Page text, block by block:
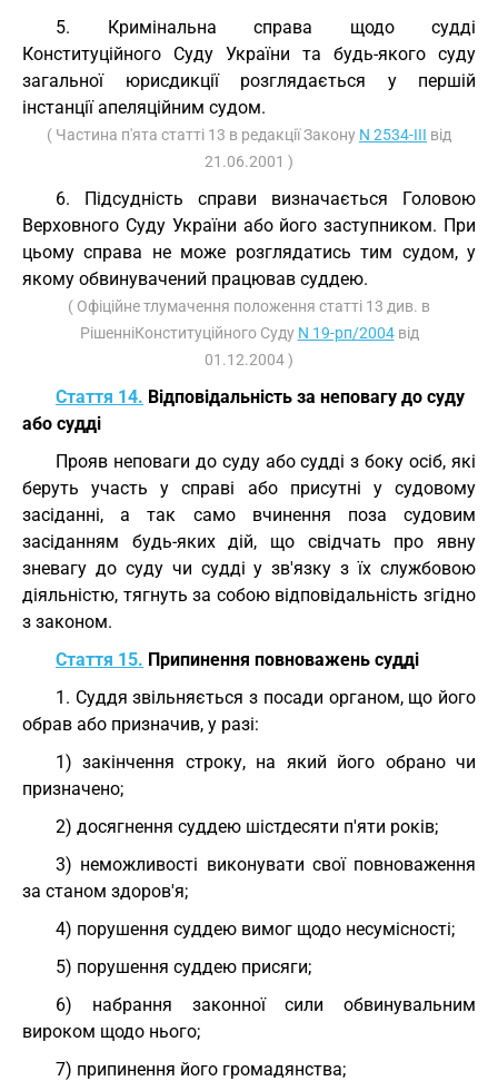
5. Кримінальна справа щодо судді
Конституційного Суду України та будь-якого суду
загальної юрисдикції розглядається у першій
інстанції апеляційним судом.
( Частина п'ята статті 13 в редакції Закону N 2534-III від
21.06.2001 )
6. Підсудність справи визначається Головою
Верховного Суду України або його заступником. При
цьому справа не може розглядатись тим судом, у
якому обвинувачений працював суддею.
( Офіційне тлумачення положення статті 13 див. в
РішенніКонституційного Суду N 19-рп/2004від
01.12.2004 )
Стаття 14. Відповідальність за неповагу до суду
або судді
Прояв неповаги до суду або судді з боку осіб, які
беруть участь у справі або присутні у судовому
засіданні, а так само вчинення поза судовим
засіданням будь-яких дій, що свідчать про явну
зневагу до суду чи судді у зв'язку з їх службовою
діяльністю, тягнуть за собою відповідальність згідно
з законом.
Стаття 15. Припинення повноважень судді
1. Суддя звільняється з посади органом, що його
обрав або призначив, у разі:
1) закінчення строку, на який його обрано чи
призначено;
2) досягнення суддею шістдесяти п'яти років;
3) неможливості виконувати свої повноваження
за станом здоров'я;
4) порушення суддею вимог щодо несумісності;
5) порушення суддею присяги;
6) набрання законної сили обвинувальним
вироком щодо нього;
7) припинення його громадянства;